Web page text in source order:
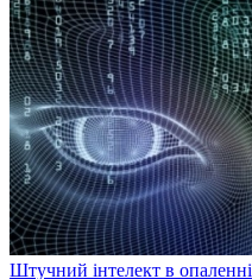
Штучний інтелект в опаленні